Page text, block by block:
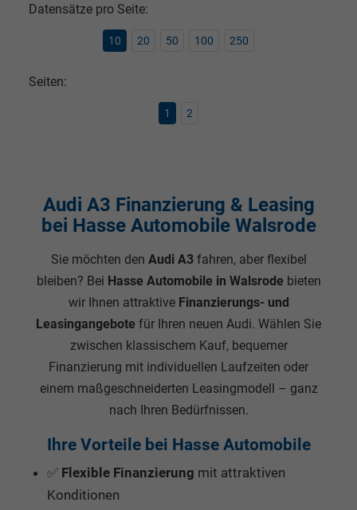
Datensätze pro Seite:
10 20 50 100 250
Seiten:
1 2
Audi A3 Finanzierung & Leasing
bei Hasse Automobile Walsrode
Sie möchten den Audi A3fahren, aber flexibel
bleiben? Bei Hasse Automobile in Walsrode bieten
wir Ihnen attraktive Finanzierungs- und
Leasingangebote für Ihren neuen Audi. Wählen Sie
zwischen klassischem Kauf, bequemer
Finanzierung mit individuellen Laufzeiten oder
einem maßgeschneiderten Leasingmodell – ganz
nach Ihren Bedürfnissen.
Ihre Vorteile bei Hasse Automobile
✅ Flexible Finanzierung mit attraktiven
Konditionen